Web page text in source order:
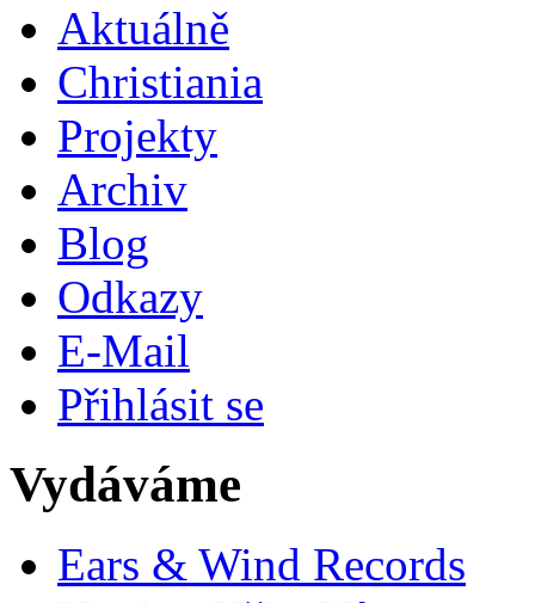
Aktuálně
Christiania
Projekty
Archiv
Blog
Odkazy
E-Mail
Přihlásit se
Vydáváme
Ears & Wind Records